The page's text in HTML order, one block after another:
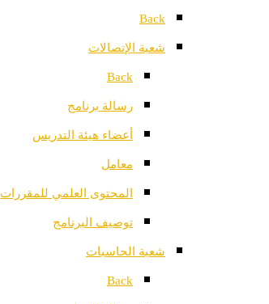
Back
شعبة الإتصالات
Back
رسالة برنامج
أعضاء هيئة التدريس
معامل
المحتوى العلمي للمقررات
توصيف البرنامج
شعبة الحاسبات
Back